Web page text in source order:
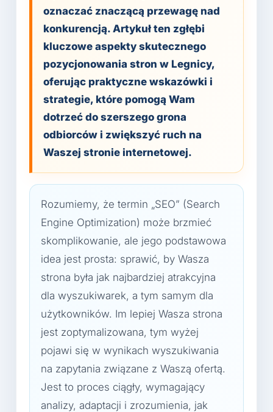
oznaczać znaczącą przewagę nad
konkurencją. Artykuł ten zgłębi
kluczowe aspekty skutecznego
pozycjonowania stron w Legnicy,
oferując praktyczne wskazówki i
strategie, które pomogą Wam
dotrzeć do szerszego grona
odbiorców i zwiększyć ruch na
Waszej stronie internetowej.
Rozumiemy, że termin „SEO” (Search
Engine Optimization) może brzmieć
skomplikowanie, ale jego podstawowa
idea jest prosta: sprawić, by Wasza
strona była jak najbardziej atrakcyjna
dla wyszukiwarek, a tym samym dla
użytkowników. Im lepiej Wasza strona
jest zoptymalizowana, tym wyżej
pojawi się w wynikach wyszukiwania
na zapytania związane z Waszą ofertą.
Jest to proces ciągły, wymagający
analizy, adaptacji i zrozumienia, jak